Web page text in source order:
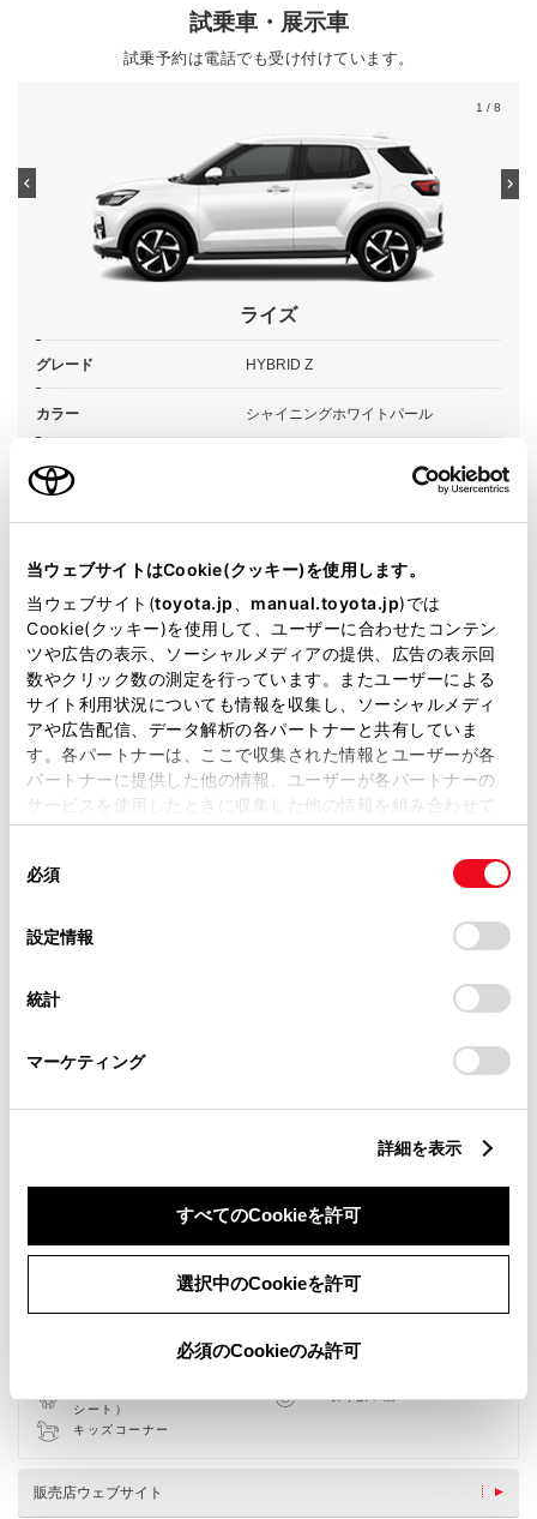
当ウェブサイトはCookie(クッキー)を使用します。
当ウェブサイト(toyota.jp manual.toyota.jp)では
Cookie(クッキー)を使用して、ユーザーに合わせたコンテン
ツや広告の表示、ソーシャルメディアの提供、広告の表示回
数やクリック数の測定を行っています。またユーザーによる
サイト利用状況についても情報を収集し、ソーシャルメディ
アや広告配信、データ解析の各パートナーと共有していま
す。各パートナーは、ここで収集された情報とユーザーが各
パートナーに提供した他の情報、ユーザーが各パートナーの
サービスを使用したときに収集した他の情報を組み合わせて
使用することがあります。当ウェブサイトの使用を続行する
デバイスにすべてのCookie(クッキー)が保存されることに同
意したことになります。Cookie(クッキー)のオプトアウト、
設定の変更、同意を撤回したりするにあたっては、当社の
「Cookie（クッキー）情報の取り扱いについて
」をご覧くだ
必須
設定情報
統計
マーケティング
詳細を表示
すべてのCookieを許可
選択中のCookieを許可
必須のCookieのみ許可
試乗車・展示車
試乗予約は電話でも受け付けています。
1 / 8
ライズ
グレード HYBRID Z
カラー シャイニングホワイトパール
エンジンタイプ
即時予約
施設情報・サービス
ア
AED
扱店
介助専門士のいるお店
シート）
キッズコーナー
販売店ウェブサイト